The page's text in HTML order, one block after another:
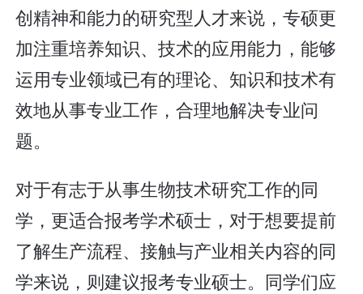
创精神和能力的研究型人才来说，专硕更
加注重培养知识、技术的应用能力，能够
运用专业领域已有的理论、知识和技术有
效地从事专业工作，合理地解决专业问
题。
对于有志于从事生物技术研究工作的同
学，更适合报考学术硕士，对于想要提前
了解生产流程、接触与产业相关内容的同
学来说，则建议报考专业硕士。同学们应